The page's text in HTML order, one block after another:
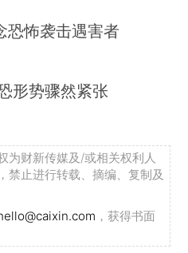
恐怖袭击遇害者
形势骤然紧张
为财新传媒及/或相关权利人
禁止进行转载、摘编、复制及
，获得书面